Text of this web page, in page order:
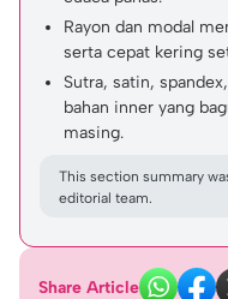
Rayon dan modal
serta cepat kering
Sutra, satin,
bahan inner yang
masing.
This section summary
editorial team.
Share Article